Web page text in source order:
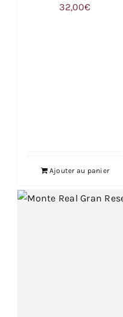
32,00€
Ajouter au panier